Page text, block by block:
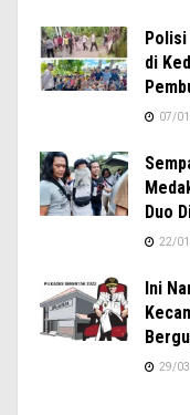
di
07/
Duo
22/
Ini
29/